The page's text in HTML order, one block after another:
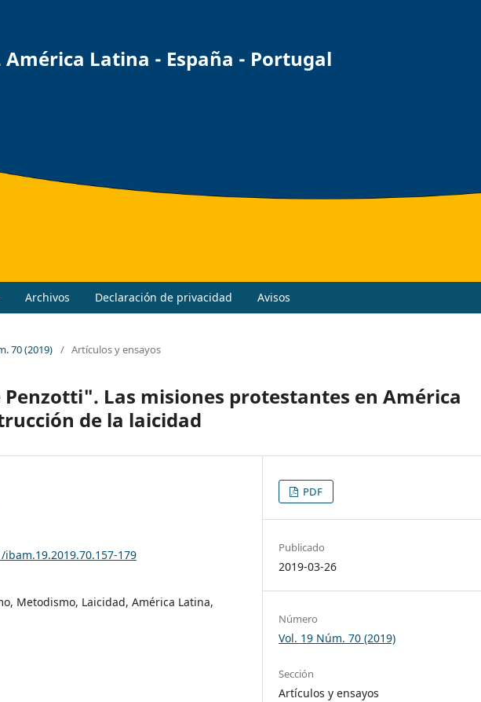
América Latina - España - Portugal
Archivos Declaración de privacidad Avisos
70 (2019) / Artículos y ensayos
Penzotti". Las misiones protestantes en América
de la laicidad
179
Metodismo, Laicidad, América Latina,
PDF
Publicado
2019-03-26
Número
Vol. 19 Núm. 70 (2019)
Sección
Artículos y ensayos